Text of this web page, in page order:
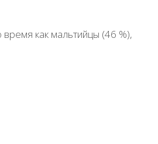
как мальтийцы (46 %),